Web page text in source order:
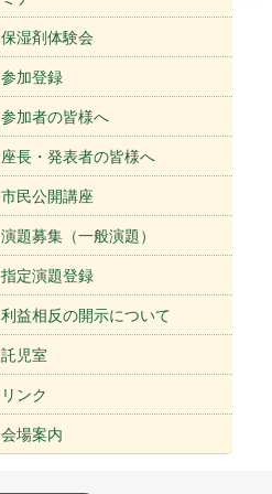
保湿剤体験会
参加登録
参加者の皆様へ
座長・発表者の皆様へ
市民公開講座
演題募集（一般演題）
指定演題登録
利益相反の開示について
託児室
リンク
会場案内